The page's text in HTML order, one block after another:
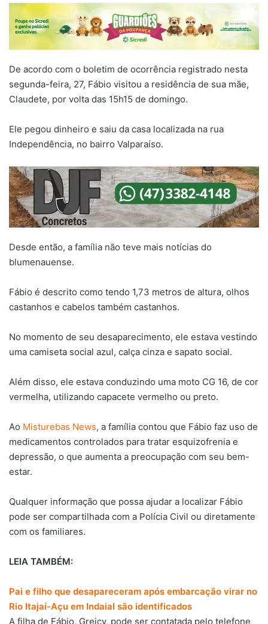
De acordo com o boletim de ocorrência registrado nesta
segunda-feira, 27, Fábio visitou a residência de sua mãe,
Claudete, por volta das 15h15 de domingo.
Ele pegou dinheiro e saiu da casa localizada na rua
Independência, no bairro Valparaíso.
Desde então, a família não teve mais notícias do
blumenauense.
Fábio é descrito como tendo 1,73 metros de altura, olhos
castanhos e cabelos também castanhos.
No momento de seu desaparecimento, ele estava vestindo
uma camiseta social azul, calça cinza e sapato social.
Além disso, ele estava conduzindo uma moto CG 16, de cor
vermelha, utilizando capacete vermelho ou preto.
Ao Misturebas News, a família contou que Fábio faz uso de
medicamentos controlados para tratar esquizofrenia e
depressão, o que aumenta a preocupação com seu bem-
estar.
Qualquer informação que possa ajudar a localizar Fábio
pode ser compartilhada com a Polícia Civil ou diretamente
com os familiares.
LEIA TAMBÉM:
Pai e filho que desapareceram após embarcação virar no
Rio Itajaí-Açu em Indaial são identificados
A filha de Fábio, Greicy, pode ser contatada pelo telefone